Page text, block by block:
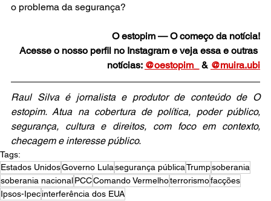
o problema da segurança?
O estopim — O começo da notícia!
Acesse o nosso perfil no Instagram e veja essa e outras
notícias: @oestopim_ & @muira.ubi
Raul Silva é jornalista e produtor de conteúdo de O
estopim. Atua na cobertura de política, poder público,
segurança, cultura e direitos, com foco em contexto,
checagem e interesse público.
Tags:
Estados UnidosGoverno Lulasegurança públicaTrumpsoberania
soberania nacionalPCCComando Vermelhoterrorismofacções
Ipsos-Ipecinterferência dos EUA